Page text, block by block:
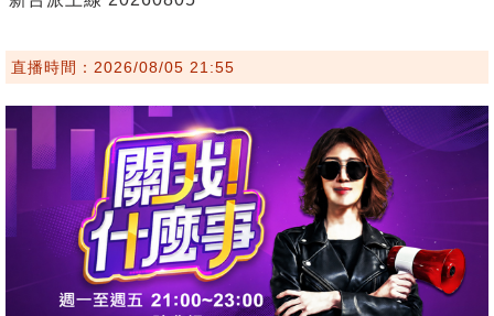
直播時間：2026/08/05 21:55